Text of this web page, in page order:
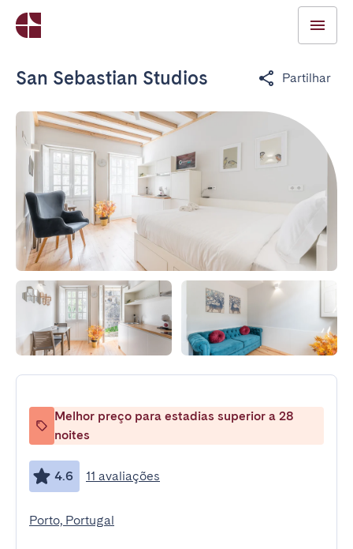
San Sebastian Studios Partilhar
Melhor preço para estadias superior a 28
noites
4.6 11 avaliações
Porto, Portugal